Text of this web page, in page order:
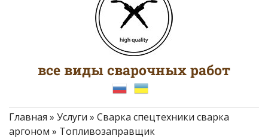
все виды сварочных работ
Главная » Услуги » Сварка спецтехники сварка
аргоном » Топливозаправщик